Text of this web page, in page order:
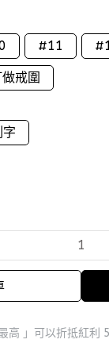
#11
戒圍
字
高 」可以折抵紅利